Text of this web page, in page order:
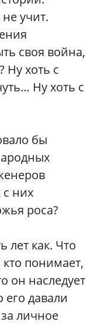
учит.
своя война,
Ну хоть с
Ну хоть с
бы
с них
роса?
лет как. Что
понимает,
он наследует
его давали
личное